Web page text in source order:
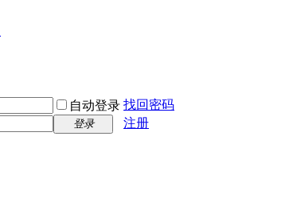
自动登录 找回密码
登录 注册